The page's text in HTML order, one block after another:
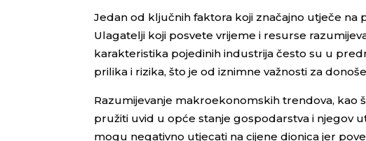
Jedan od ključnih faktora koji značajno utječe na
Ulagatelji koji posvete vrijeme i resurse
karakteristika pojedinih industrija često su u
prilika i rizika, što je od iznimne važnosti za
Razumijevanje makroekonomskih trendova, kao
pružiti uvid u opće stanje gospodarstva i njegov
mogu negativno utjecati na cijene dionica jer